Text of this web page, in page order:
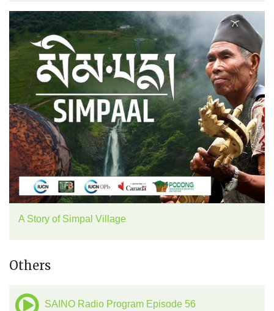
A Story of Simpal Village
Others
SAINO Radio Program Episode 56